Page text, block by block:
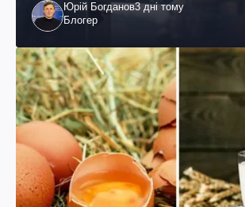
Юрій Богданов3 дні тому
Блогер